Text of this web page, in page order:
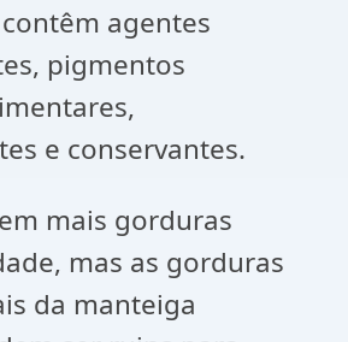
agentes
pigmentos
e conservantes.
mais gorduras
mas as gorduras
da manteiga